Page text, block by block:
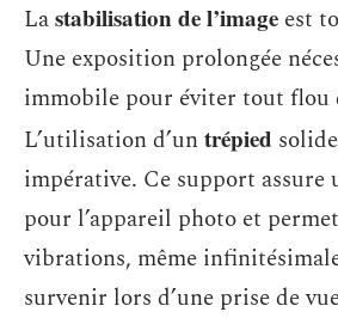
Lastabilisation de l’image est
Une exposition prolongée
immobile pour éviter tout flou
L’utilisation d’untrépied
impérative. Ce support assure
pour l’appareil photo et
vibrations, même
survenir lors d’une prise de